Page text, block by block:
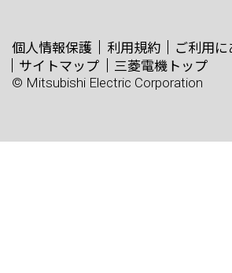
個人情報保護 利用規約
ご利用
サイトマップ
三菱電機トップ
© Mitsubishi Electric Corporation